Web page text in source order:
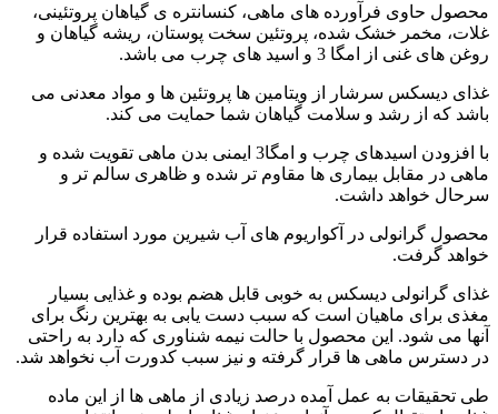
محصول حاوی فرآورده های ماهی، کنسانتره ی گیاهان پروتئینی،
غلات، مخمر خشک شده، پروتئین سخت پوستان، ریشه گیاهان و
روغن های غنی از امگا 3 و اسید های چرب می باشد.
غذای دیسکس سرشار از ویتامین ها پروتئین ها و مواد معدنی می
باشد که از رشد و سلامت گیاهان شما حمایت می کند.
با افزودن اسیدهای چرب و امگا3 ایمنی بدن ماهی تقویت شده و
ماهی در مقابل بیماری ها مقاوم تر شده و ظاهری سالم تر و
سرحال خواهد داشت.
محصول گرانولی در آکواریوم های آب شیرین مورد استفاده قرار
خواهد گرفت.
غذای گرانولی دیسکس به خوبی قابل هضم بوده و غذایی بسیار
مغذی برای ماهیان است که سبب دست یابی به بهترین رنگ برای
آنها می شود. این محصول با حالت نیمه شناوری که دارد به راحتی
در دسترس ماهی ها قرار گرفته و نیز سبب کدورت آب نخواهد شد.
طی تحقیقات به عمل آمده درصد زیادی از ماهی ها از این ماده